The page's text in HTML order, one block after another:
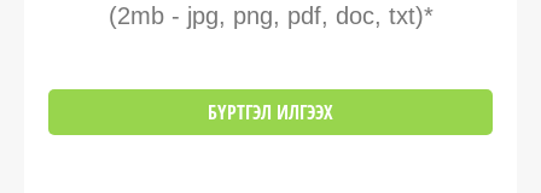
(2mb - jpg, png, pdf, doc, txt)*